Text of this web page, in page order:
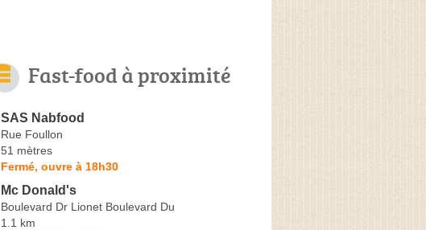
Fast-food à proximité
SAS Nabfood
Rue Foullon
51 mètres
Fermé, ouvre à 18h30
Mc Donald's
Boulevard Dr Lionet Boulevard Du
1.1 km